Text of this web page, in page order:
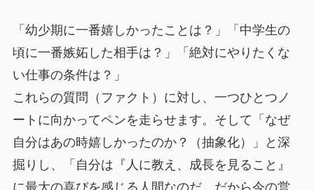
「幼少期に一番嬉しかったことは？」「中学生の
頃に一番嫉妬した相手は？」「絶対にやりたくな
い仕事の条件は？」
これらの質問（ファクト）に対し、一つひとつノ
ートに向かってペンを走らせます。そして「なぜ
自分はあの時嬉しかったのか？（抽象化）」と深
掘りし、「自分は『人に教え、成長を見ること』
に最大の喜びを感じる人間なのだ。だから今の営